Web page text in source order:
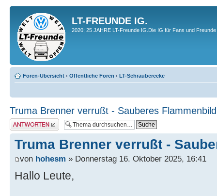
LT-FREUNDE IG.
2020; 25 JAHRE LT-Freunde IG.Die IG für Fans und
Foren-Übersicht ‹ Öffentliche Foren ‹ LT-Schrauberecke
Truma Brenner verrußt - Sauberes
Antwort erstellen
Truma Brenner verrußt -
von hohesm » Donnerstag 16. Oktober 2025, 16:41
Hallo Leute,